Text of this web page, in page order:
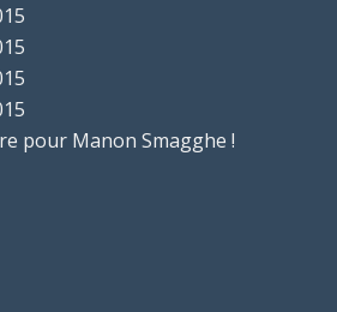
pour Manon Smagghe !